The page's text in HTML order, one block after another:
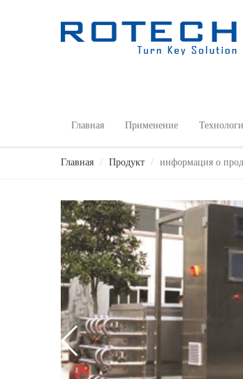
Главная Применение
Главная Продукт информация о